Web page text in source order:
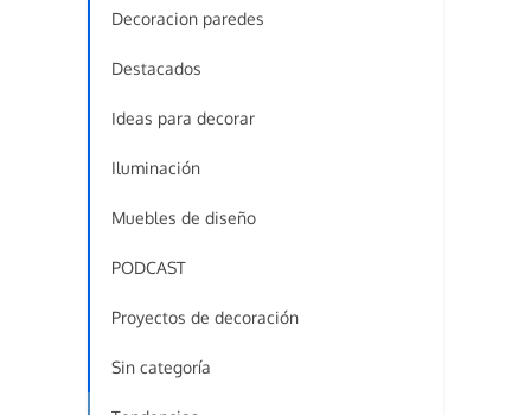
Decoracion paredes
Destacados
Ideas para decorar
Iluminación
Muebles de diseño
PODCAST
Proyectos de decoración
Sin categoría